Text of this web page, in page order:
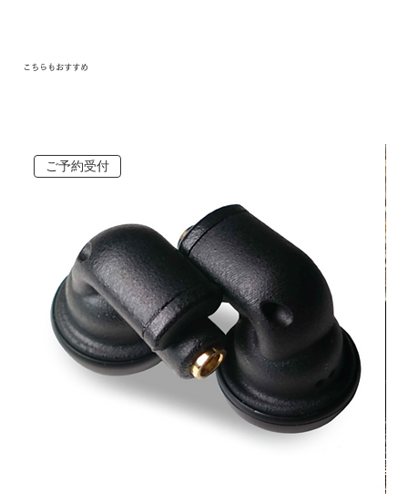
こちらもおすすめ
ご予約受付